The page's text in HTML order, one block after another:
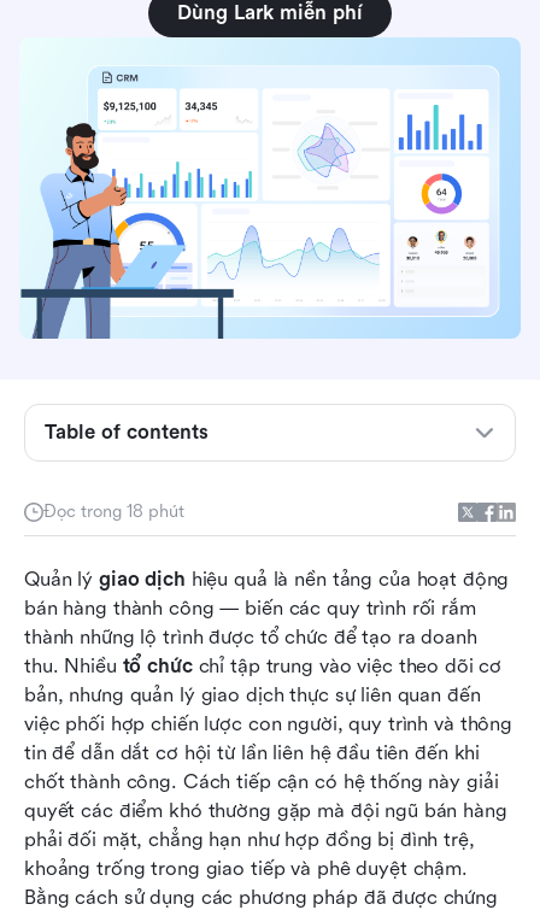
Dùng Lark miễn phí
Đọc trong 18 phút
Quản lý giao dịch hiệu quả là nền tảng của hoạt động
bán hàng thành công — biến các quy trình rối rắm
thành những lộ trình được tổ chức để tạo ra doanh
thu. Nhiều tổ chức chỉ tập trung vào việc theo dõi cơ
bản, nhưng quản lý giao dịch thực sự liên quan đến
việc phối hợp chiến lược con người, quy trình và thông
tin để dẫn dắt cơ hội từ lần liên hệ đầu tiên đến khi
chốt thành công. Cách tiếp cận có hệ thống này giải
quyết các điểm khó thường gặp mà đội ngũ bán hàng
phải đối mặt, chẳng hạn như hợp đồng bị đình trệ,
khoảng trống trong giao tiếp và phê duyệt chậm.
Bằng cách sử dụng các phương pháp đã được chứng
Table of contents
Lợi ích của việc quản lý giao dịch
Các giai đoạn quản lý giao dịch
Nâng cao quản lý giao dịch với một nền tảng
thống nhất
Những thách thức phổ biến trong quản lý giao
dịch
Các phương pháp tốt nhất để quản lý giao dịch
Kết luận
Câu hỏi thường gặp